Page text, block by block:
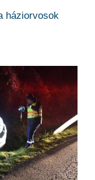
háziorvosok